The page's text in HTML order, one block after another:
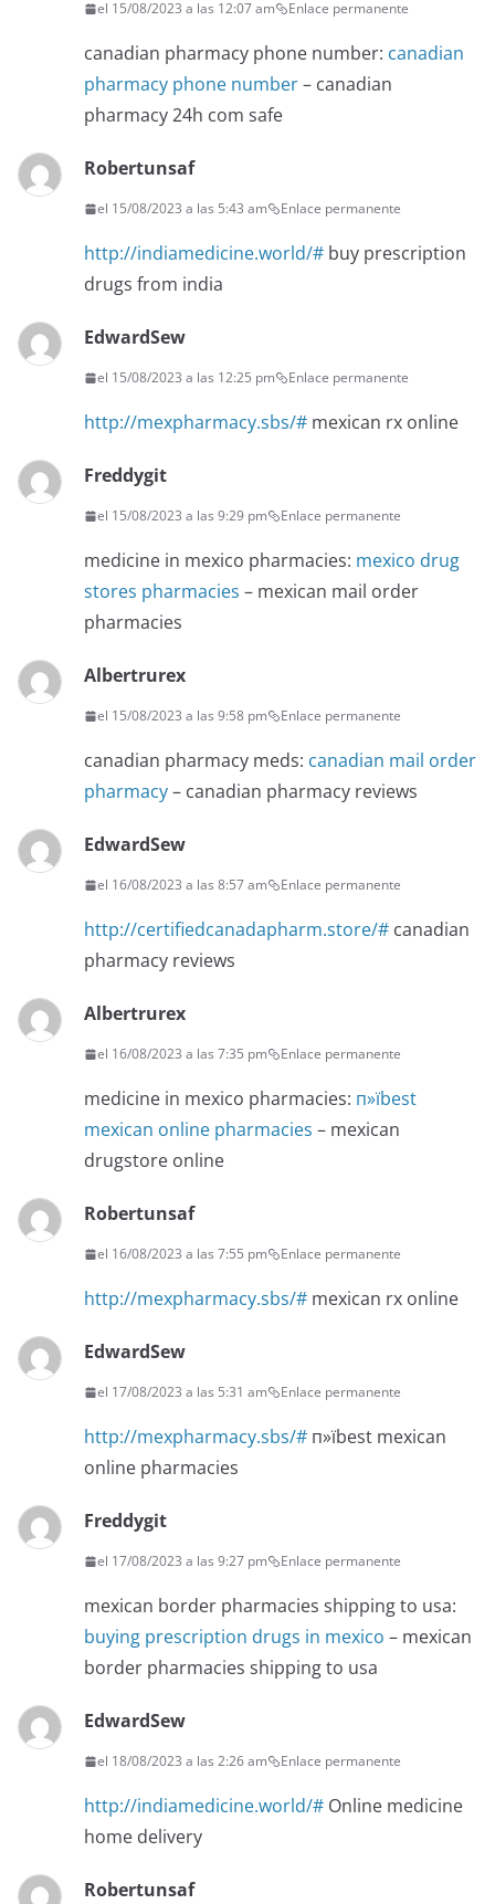
el 15/08/2023 a las 12:07 am Enlace permanente
canadian pharmacy phone number: canadian
pharmacy phone number– canadian
pharmacy 24h com safe
Robertunsaf
el 15/08/2023 a las 5:43 am Enlace permanente
http://indiamedicine.world/# buy prescription
drugs from india
EdwardSew
el 15/08/2023 a las 12:25 pm Enlace permanente
http://mexpharmacy.sbs/# mexican rx online
Freddygit
el 15/08/2023 a las 9:29 pm Enlace permanente
medicine in mexico pharmacies: mexico drug
stores pharmacies – mexican mail order
pharmacies
Albertrurex
el 15/08/2023 a las 9:58 pm Enlace permanente
canadian pharmacy meds: canadian mail order
pharmacy– canadian pharmacy reviews
EdwardSew
el 16/08/2023 a las 8:57 am Enlace permanente
http://certifiedcanadapharm.store/# canadian
pharmacy reviews
Albertrurex
el 16/08/2023 a las 7:35 pm Enlace permanente
medicine in mexico pharmacies: п»їbest
mexican online pharmacies – mexican
drugstore online
Robertunsaf
el 16/08/2023 a las 7:55 pm Enlace permanente
http://mexpharmacy.sbs/# mexican rx online
EdwardSew
el 17/08/2023 a las 5:31 am Enlace permanente
http://mexpharmacy.sbs/# п»їbest mexican
online pharmacies
Freddygit
el 17/08/2023 a las 9:27 pm Enlace permanente
mexican border pharmacies shipping to usa:
buying prescription drugs in mexico – mexican
border pharmacies shipping to usa
EdwardSew
el 18/08/2023 a las 2:26 am Enlace permanente
http://indiamedicine.world/# Online medicine
home delivery
Robertunsaf